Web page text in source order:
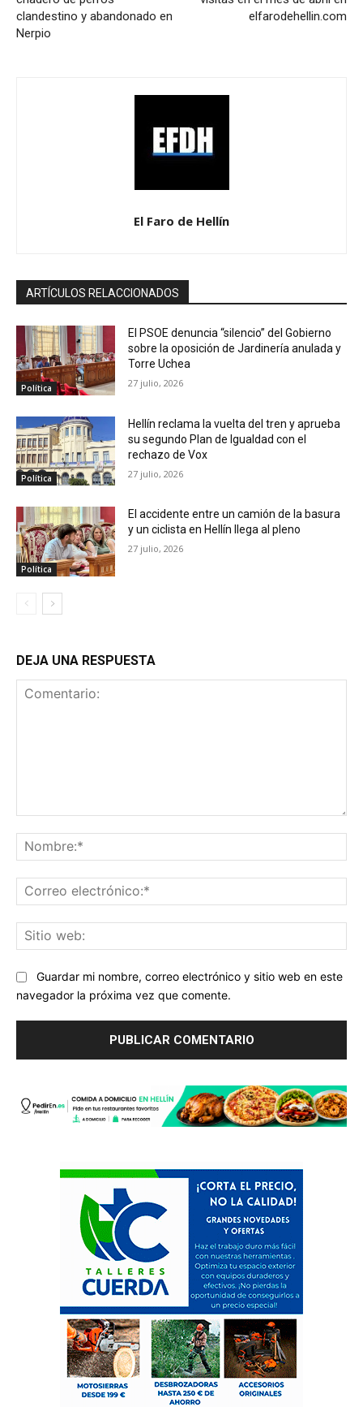
clandestino y abandonado en
Nerpio
elfarodehellin.com
El Faro de Hellín
ARTÍCULOS RELACCIONADOS
Política
El PSOE denuncia “silencio” del Gobierno
sobre la oposición de Jardinería anulada y
Torre Uchea
27 julio, 2026
Política
Hellín reclama la vuelta del tren y aprueba
su segundo Plan de Igualdad con el
rechazo de Vox
27 julio, 2026
Política
El accidente entre un camión de la basura
y un ciclista en Hellín llega al pleno
27 julio, 2026
DEJA UNA RESPUESTA
Guardar mi nombre, correo electrónico y sitio web en este
navegador la próxima vez que comente.